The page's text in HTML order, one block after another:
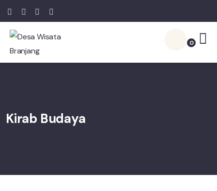
0
Kirab Budaya